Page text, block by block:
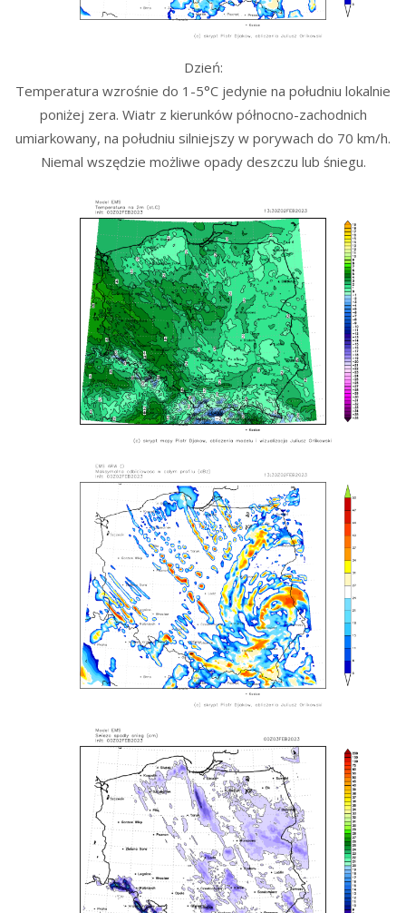
Dzień:
Temperatura wzrośnie do 1-5°C jedynie na południu lokalnie
poniżej zera. Wiatr z kierunków północno-zachodnich
umiarkowany, na południu silniejszy w porywach do 70 km/h.
Niemal wszędzie możliwe opady deszczu lub śniegu.